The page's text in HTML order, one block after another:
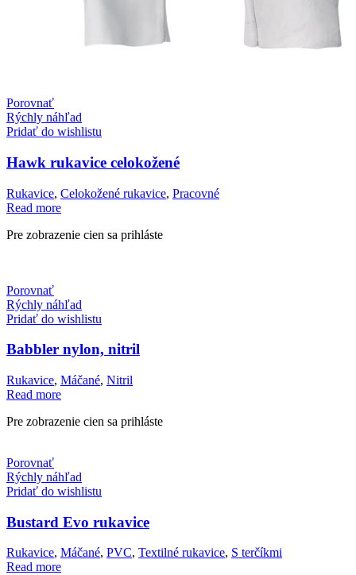
Porovnať
Rýchly náhľad
Pridať do wishlistu
Hawk rukavice celokožené
Rukavice, Celokožené rukavice, Pracovné
Read more
Pre zobrazenie cien sa prihláste
Porovnať
Rýchly náhľad
Pridať do wishlistu
Babbler nylon, nitril
Rukavice, Máčané, Nitril
Read more
Pre zobrazenie cien sa prihláste
Porovnať
Rýchly náhľad
Pridať do wishlistu
Bustard Evo rukavice
Rukavice, Máčané, PVC, Textilné rukavice, S terčíkmi
Read more